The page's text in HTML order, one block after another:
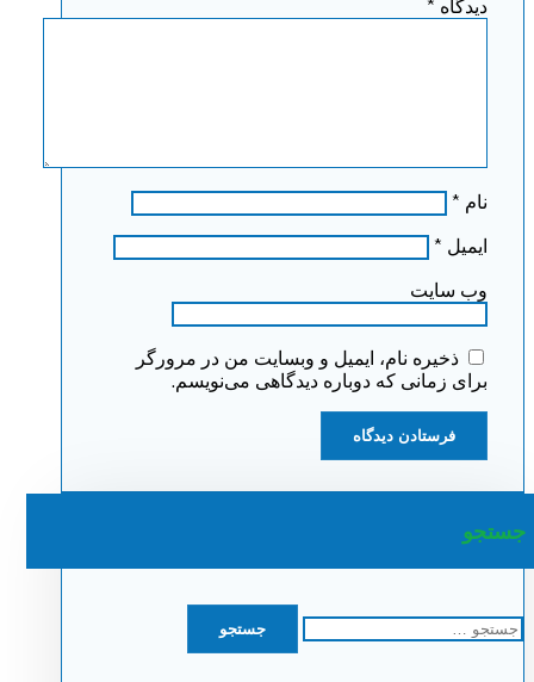
دیدگاه *
نام *
ایمیل *
وب‌ سایت
ذخیره نام، ایمیل و وبسایت من در مرورگر
برای زمانی که دوباره دیدگاهی می‌نویسم.
جستجو
جستجو
برای: